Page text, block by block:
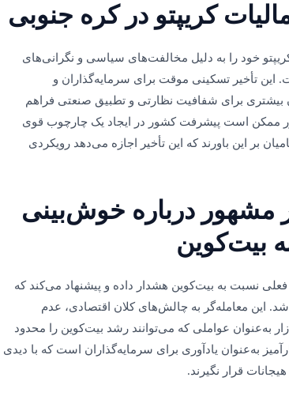
خود را به دلیل مخالفت‌های سیاسی و نگرانی‌های
انداخته است. این تأخیر تسکینی موقت برای سرمایه‌گذاران و
بیشتری برای شفافیت نظارتی و تطبیق صنعتی فراهم
ممکن است پیشرفت کشور در ایجاد یک چارچوب قوی
بر این باورند که این تأخیر اجازه می‌دهد رویکردی
مشهور درباره خوش‌بینی
بیت‌کوین
نسبت به بیت‌کوین هشدار داده و پیشنهاد می‌کند که
این معامله‌گر به چالش‌های کلان اقتصادی، عدم
به‌عنوان عواملی که می‌توانند رشد بیت‌کوین را محدود
به‌عنوان یادآوری برای سرمایه‌گذاران است که با دیدی
قرار نگیرند.